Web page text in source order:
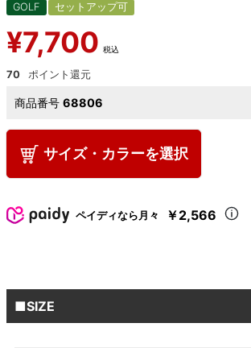
GOLF セットアップ可
¥7,700 税込
70
商品番号 68806
サイズ・カラーを選択
ペイディなら月々 ￥2,566
■SIZE